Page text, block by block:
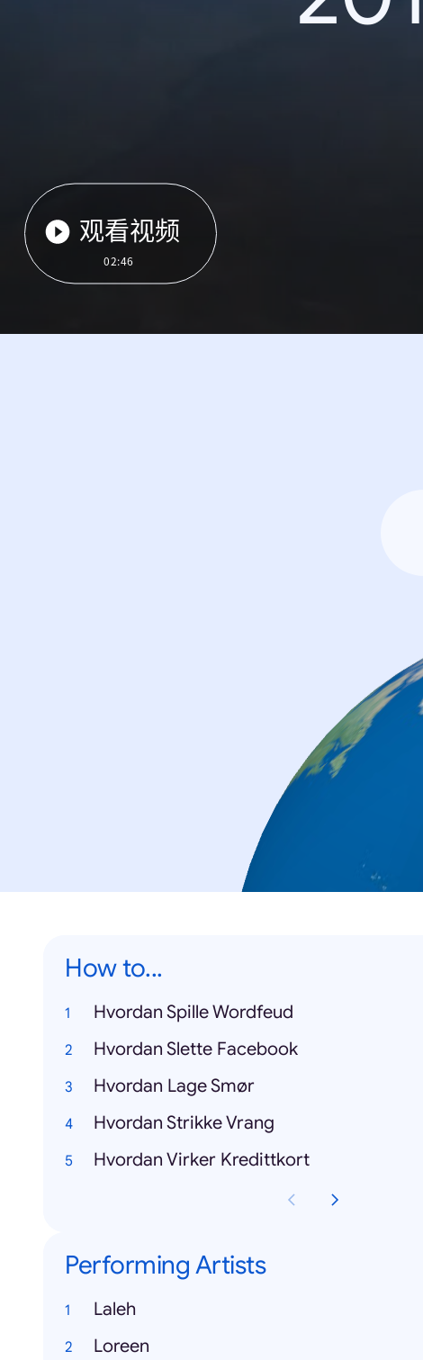
观看视频
02:46
How to...
Hvordan Spille Wordfeud
Hvordan Slette Facebook
Hvordan Lage Smør
Hvordan Strikke Vrang
Hvordan Virker Kredittkort
Performing Artists
Laleh
Loreen